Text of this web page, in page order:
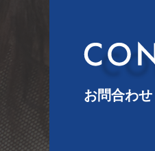
お問合わせ